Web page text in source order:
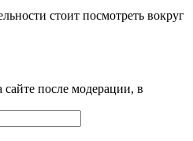
стоит посмотреть вокруг
после модерации, в